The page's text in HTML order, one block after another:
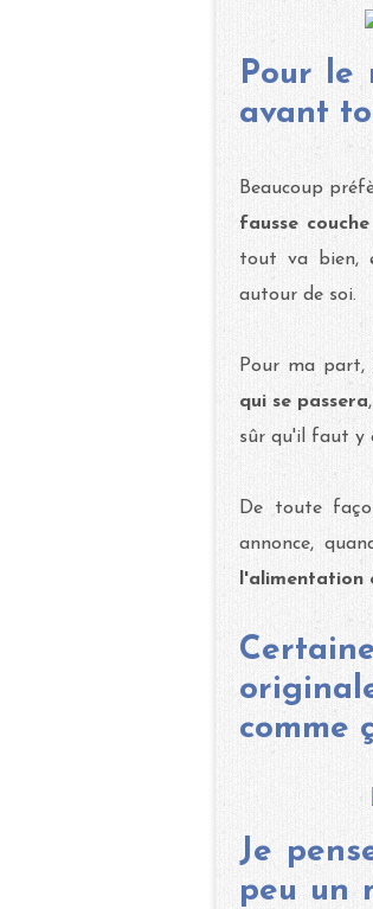
Pour le
avant
Beaucoup
fausse couche
tout va bien,
autour de soi.
Pour ma part,
qui se passera
sûr qu'il faut y
De toute
annonce,
l'alimentation
comme
Je
peu un